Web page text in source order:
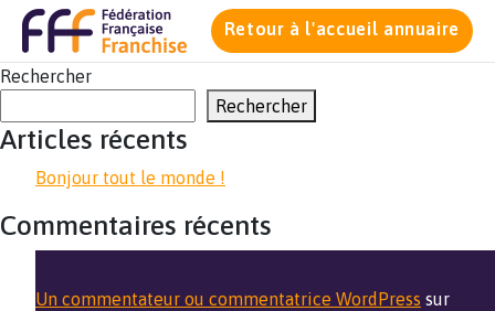
Retour à l'accueil annuaire
Rechercher
Rechercher
Articles récents
Bonjour tout le monde !
Commentaires récents
Un commentateur ou commentatrice WordPress sur